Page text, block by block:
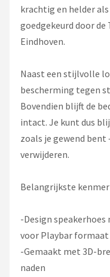
krachtig en helder
goedgekeurd door
Eindhoven.
Naast een stijlvolle
bescherming tegen
Bovendien blijft de
intact. Je kunt dus
zoals je gewend bent
verwijderen.
Belangrijkste
-Design
voor Playbar formaat
-Gemaakt met 3D-
naden